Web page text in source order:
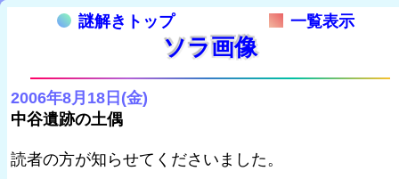
謎解きトップ 一覧表示
ソラ画像
2006年8月18日(金)
中谷遺跡の土偶
読者の方が知らせてくださいました。